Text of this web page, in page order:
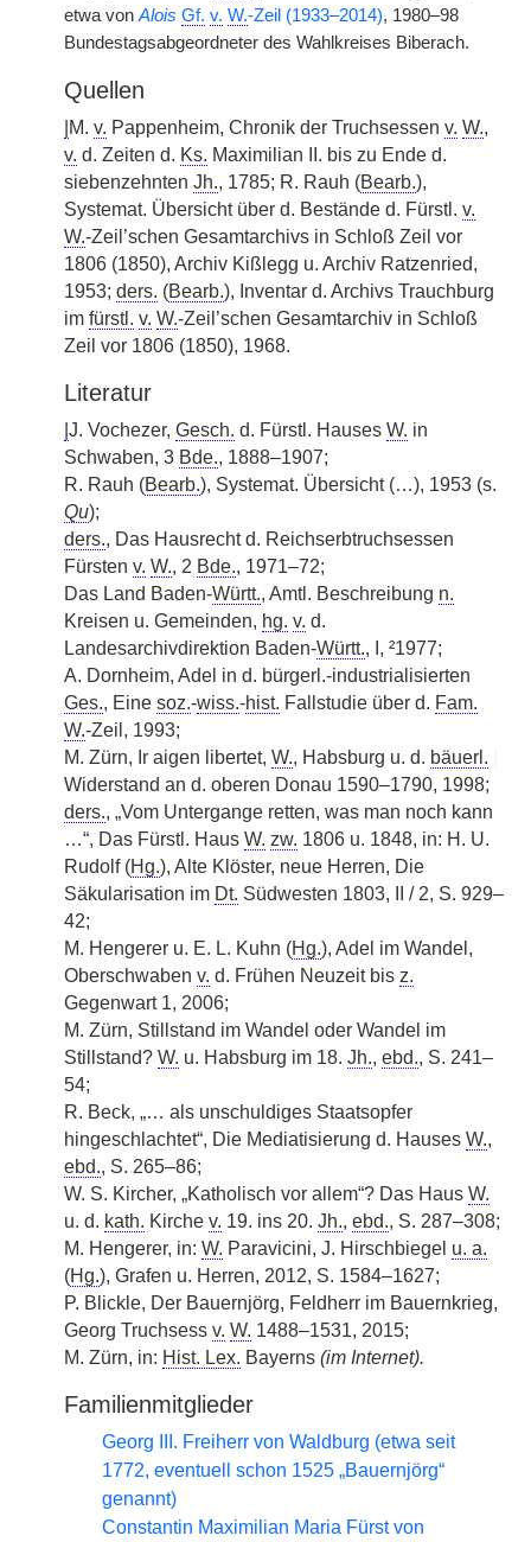
etwa von Alois Gf. v. W.-Zeil (1933–2014), 1980–98
Bundestagsabgeordneter des Wahlkreises Biberach.
Quellen
M. v. Pappenheim, Chronik der Truchsessen v. W.,
v. d. Zeiten d. Ks. Maximilian II. bis zu Ende d.
siebenzehnten Jh., 1785; R. Rauh (Bearb.),
Systemat. Übersicht über d. Bestände d. Fürstl. v.
W.-Zeil’schen Gesamtarchivs in Schloß Zeil vor
1806 (1850), Archiv Kißlegg u. Archiv Ratzenried,
1953; ders. (Bearb.), Inventar d. Archivs Trauchburg
im fürstl. v. W.-Zeil’schen Gesamtarchiv in Schloß
Zeil vor 1806 (1850), 1968.
Literatur
J. Vochezer, Gesch. d. Fürstl. Hauses W. in
Schwaben, 3 Bde., 1888–1907;
R. Rauh (Bearb.), Systemat. Übersicht (…), 1953 (s.
Qu);
ders., Das Hausrecht d. Reichserbtruchsessen
Fürsten v. W., 2 Bde., 1971–72;
Das Land Baden-Württ., Amtl. Beschreibung n.
Kreisen u. Gemeinden, hg. v. d.
Landesarchivdirektion Baden-Württ., I, ²1977;
A. Dornheim, Adel in d. bürgerl.-industrialisierten
Ges., Eine soz.-wiss.-hist. Fallstudie über d. Fam.
W.-Zeil, 1993;
M. Zürn, Ir aigen libertet, W., Habsburg u. d. bäuerl.
Widerstand an d. oberen Donau 1590–1790, 1998;
ders., „Vom Untergange retten, was man noch kann
…“, Das Fürstl. Haus W. zw. 1806 u. 1848, in: H. U.
Rudolf (Hg.), Alte Klöster, neue Herren, Die
Säkularisation im Dt. Südwesten 1803, II / 2, S. 929–
42;
M. Hengerer u. E. L. Kuhn (Hg.), Adel im Wandel,
Oberschwaben v. d. Frühen Neuzeit bis z.
Gegenwart 1, 2006;
M. Zürn, Stillstand im Wandel oder Wandel im
Stillstand? W. u. Habsburg im 18. Jh., ebd., S. 241–
54;
R. Beck, „… als unschuldiges Staatsopfer
hingeschlachtet“, Die Mediatisierung d. Hauses W.,
ebd., S. 265–86;
W. S. Kircher, „Katholisch vor allem“? Das Haus W.
u. d. kath. Kirche v. 19. ins 20. Jh., ebd., S. 287–308;
M. Hengerer, in: W. Paravicini, J. Hirschbiegel u. a.
(Hg.), Grafen u. Herren, 2012, S. 1584–1627;
P. Blickle, Der Bauernjörg, Feldherr im Bauernkrieg,
Georg Truchsess v. W. 1488–1531, 2015;
M. Zürn, in: Hist. Lex. Bayerns (im Internet).
Familienmitglieder
Georg III. Freiherr von Waldburg (etwa seit
1772, eventuell schon 1525 „Bauernjörg“
genannt)
Constantin Maximilian Maria Fürst von